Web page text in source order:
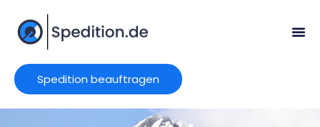
Spedition beauftragen